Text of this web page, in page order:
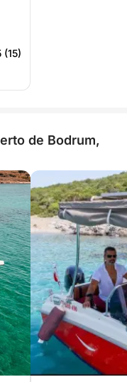
(15)
de Bodrum,